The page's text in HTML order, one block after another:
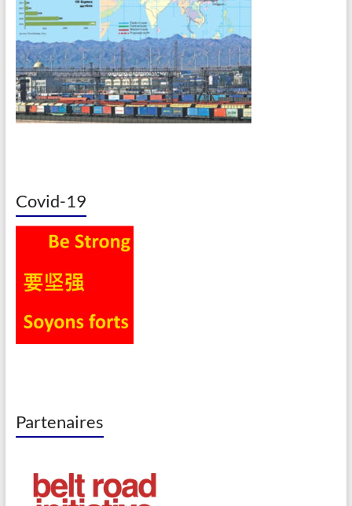
Covid-19
Partenaires